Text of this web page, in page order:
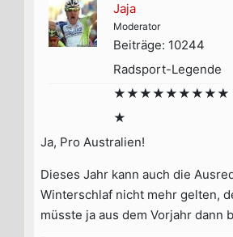
Jaja
Moderator
Beiträge: 10244
Radsport-Legende
★★★★★★★★★
★
Ja, Pro Australien!
Dieses Jahr kann auch die
Winterschlaf nicht mehr gelten,
müsste ja aus dem Vorjahr dann